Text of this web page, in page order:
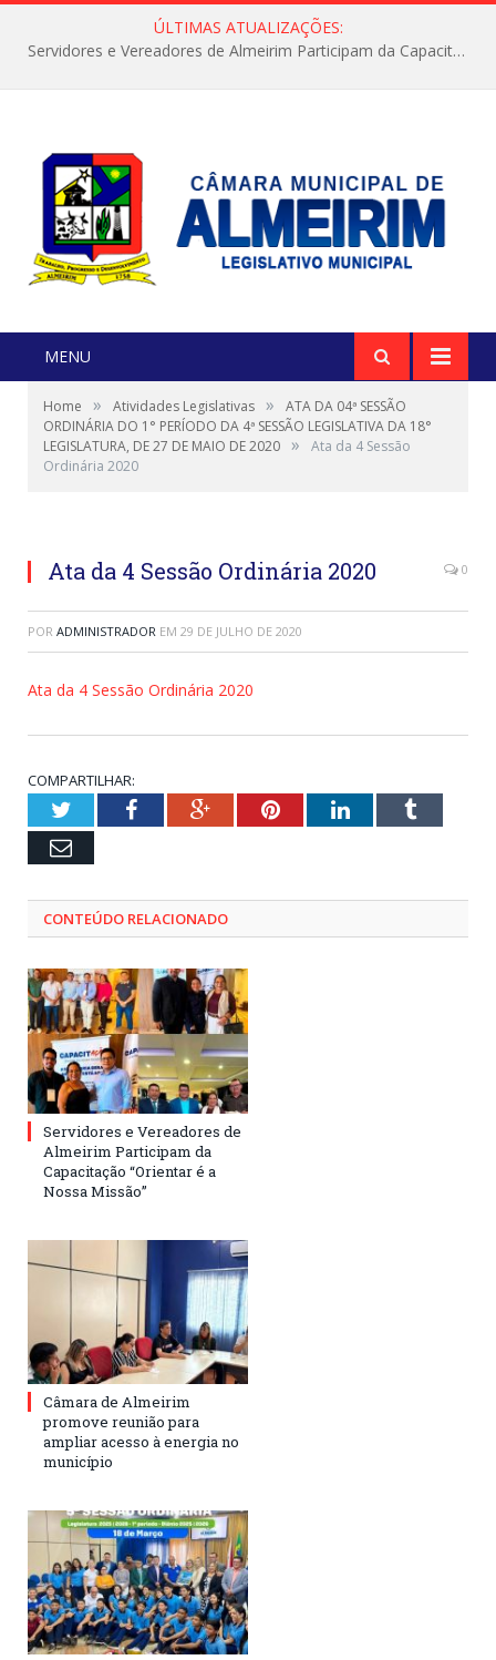
ÚLTIMAS ATUALIZAÇÕES:
Servidores e Vereadores de Almeirim Participam da Capacitação “Orientar é a Nossa Missão”
MENU
Home » Atividades Legislativas »
ATA DA 04ª SESSÃO
ORDINÁRIA DO 1° PERÍODO DA 4ª SESSÃO LEGISLATIVA DA 18°
LEGISLATURA, DE 27 DE MAIO DE 2020 »
Ata da 4 Sessão
Ordinária 2020
Ata da 4 Sessão Ordinária 2020 0
POR ADMINISTRADOR EM 29 DE JULHO DE 2020
Ata da 4 Sessão Ordinária 2020
COMPARTILHAR:
TwitterFacebookGoogle+PinterestLinkedInTumblr
Email
CONTEÚDO RELACIONADO
Servidores e Vereadores de
Almeirim Participam da
Capacitação “Orientar é a
Nossa Missão”
Câmara de Almeirim
promove reunião para
ampliar acesso à energia no
município